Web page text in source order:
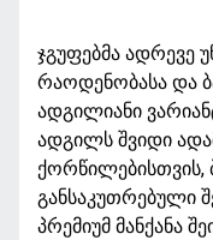
ჯგუფებმა ადრევე
რაოდენობასა და
ადგილიანი
ადგილს შვიდი
ქორწილებისთვის,
განსაკუთრებული
პრემიუმ მანქანა